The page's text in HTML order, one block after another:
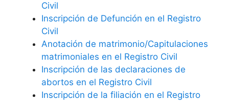
Civil
Inscripción de Defunción en el Registro
Civil
Anotación de matrimonio/Capitulaciones
matrimoniales en el Registro Civil
Inscripción de las declaraciones de
abortos en el Registro Civil
Inscripción de la filiación en el Registro